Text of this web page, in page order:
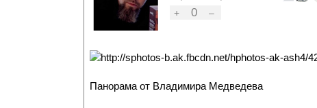
+
0 –
Панорама от Владимира Медведева